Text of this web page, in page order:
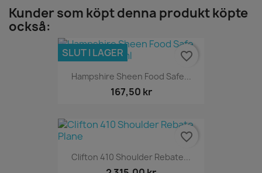
Kunder som köpt denna produkt köpte
också:
Hampshire Sheen Food Safe...
167,50 kr
SLUT I LAGER favorite_border
Clifton 410 Shoulder Rebate...
favorite_border